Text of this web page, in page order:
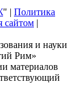
" | Политика
сайтом |
и науки
Рим»
материалов